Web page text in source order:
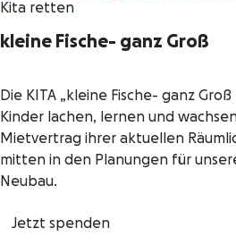
Kita retten
kleine Fische- ganz Groß
Die KITA „kleine Fische- ganz
Kinder lachen, lernen und
Mietvertrag ihrer aktuellen
mitten in den Planungen für
Neubau.
Jetzt spenden